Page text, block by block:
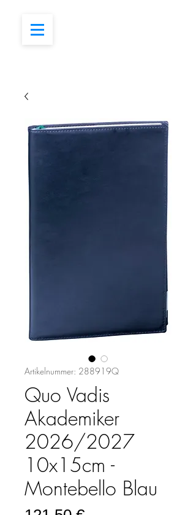
Artikelnummer: 288919Q
Quo Vadis
Akademiker
2026/2027
10x15cm -
Montebello Blau